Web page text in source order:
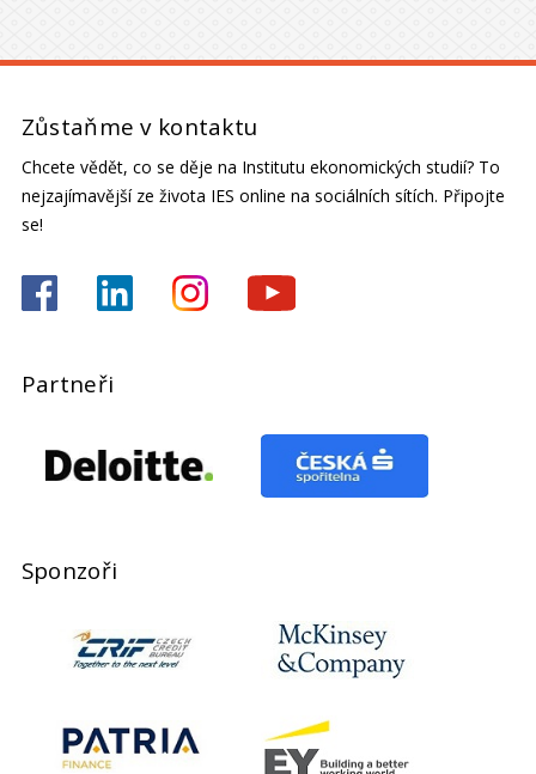
Zůstaňme v kontaktu
Chcete vědět, co se děje na Institutu ekonomických studií? To
nejzajímavější ze života IES online na sociálních sítích. Připojte
se!
Partneři
Sponzoři